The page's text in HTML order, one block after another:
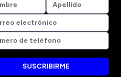
SUSCRIBIRME